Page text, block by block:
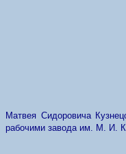
Матвея Сидоровича
рабочими завода им. М. И.